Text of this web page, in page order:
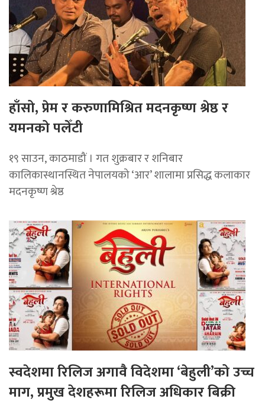
हाँसो, प्रेम र करुणामिश्रित मदनकृष्ण श्रेष्ठ र
यमनको पलेँटी
१९ साउन, काठमाडौं । गत शुक्रबार र शनिबार
कालिकास्थानस्थित नेपालयको ‘आर’ शालामा प्रसिद्ध कलाकार
मदनकृष्ण श्रेष्ठ
स्वदेशमा रिलिज अगावै विदेशमा ‘बेहुली’को उच्च
माग, प्रमुख देशहरूमा रिलिज अधिकार बिक्री